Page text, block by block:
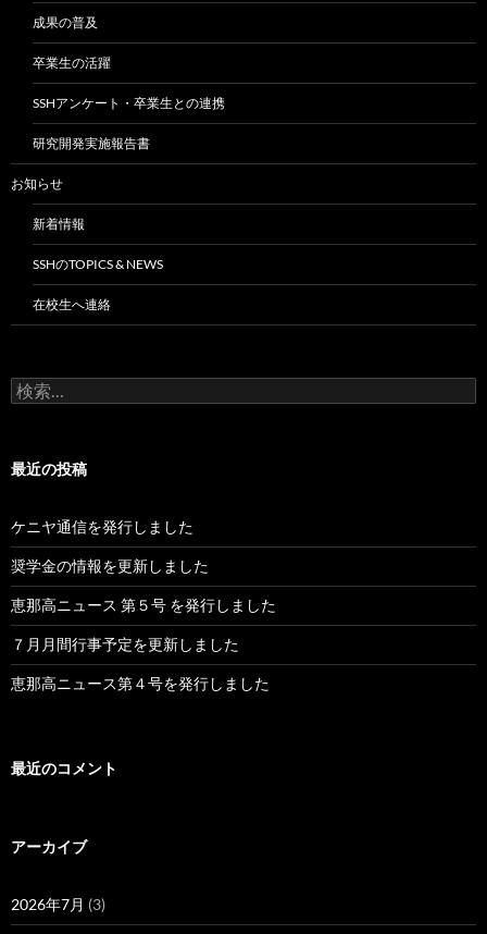
成果の普及
卒業生の活躍
SSHアンケート・卒業生との連携
研究開発実施報告書
お知らせ
新着情報
SSHのTOPICS & NEWS
在校生へ連絡
検
索:
最近の投稿
ケニヤ通信を発行しました
奨学金の情報を更新しました
恵那高ニュース 第５号 を発行しました
７月月間行事予定を更新しました
恵那高ニュース第４号を発行しました
最近のコメント
アーカイブ
2026年7月 (3)